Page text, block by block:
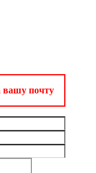
вашу почту